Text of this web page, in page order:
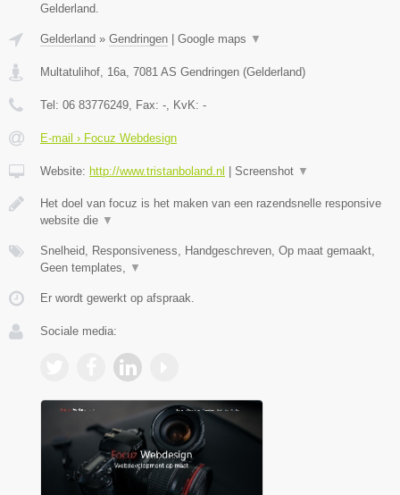
Gelderland.
Gelderland » Gendringen | Google maps ▼
Multatulihof, 16a 7081 AS Gendringen (Gelderland)
Tel: 06 83776249 , Fax: - , KvK: -
E-mail › Focuz Webdesign
Website: http://www.tristanboland.nl | Screenshot ▼
Het doel van focuz is het maken van een razendsnelle responsive
website die ▼
Snelheid, Responsiveness, Handgeschreven, Op maat gemaakt,
Geen templates,
▼
Er wordt gewerkt op afspraak.
Sociale media: